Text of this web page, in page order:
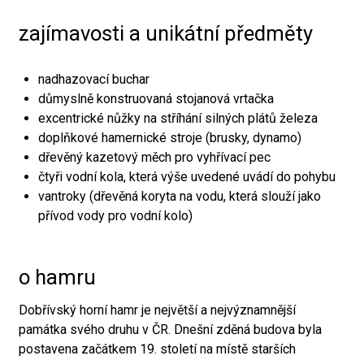
zajímavosti a unikátní předměty
nadhazovací buchar
důmyslně konstruovaná stojanová vrtačka
excentrické nůžky na stříhání silných plátů železa
doplňkové hamernické stroje (brusky, dynamo)
dřevěný kazetový měch pro vyhřívací pec
čtyři vodní kola, která výše uvedené uvádí do pohybu
vantroky (dřevěná koryta na vodu, která slouží jako
přívod vody pro vodní kolo)
o hamru
Dobřívský horní hamr je největší a nejvýznamnější
památka svého druhu v ČR. Dnešní zděná budova byla
postavena začátkem 19. století na místě starších